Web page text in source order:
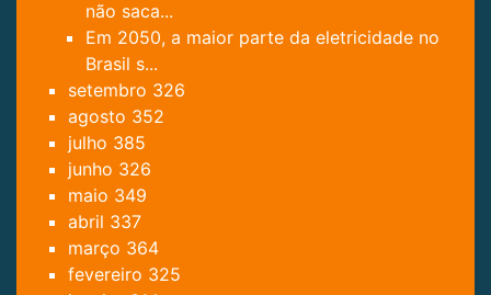
não saca...
Em 2050, a maior parte da eletricidade no
Brasil s...
setembro 326
agosto 352
julho 385
junho 326
maio 349
abril 337
março 364
fevereiro 325